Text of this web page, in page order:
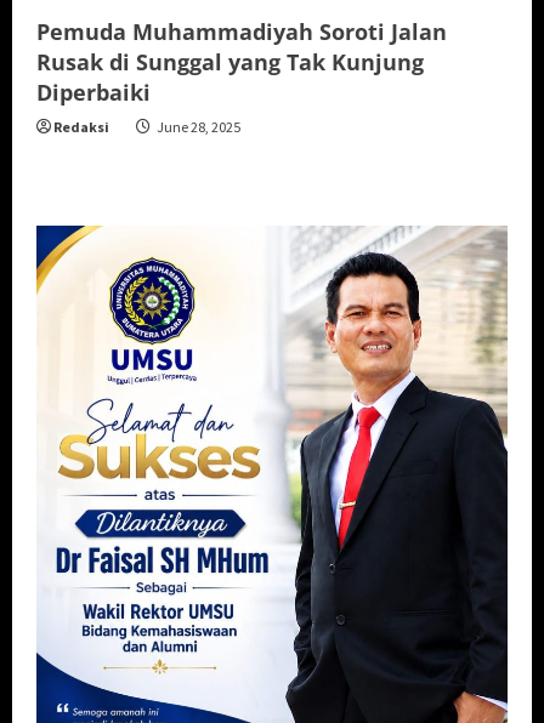
Pemuda Muhammadiyah Soroti Jalan
Rusak di Sunggal yang Tak Kunjung
Diperbaiki
Redaksi June 28, 2025